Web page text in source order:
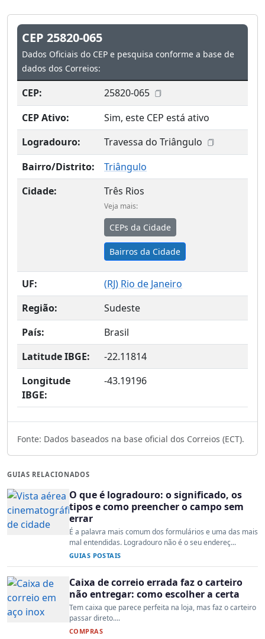
CEP 25820-065
Dados Oficiais do CEP e pesquisa conforme a base de
dados dos Correios:
CEP:
25820-065
CEP Ativo:
Sim, este CEP está ativo
Logradouro:
Travessa do Triângulo
Bairro/Distrito:
Triângulo
Cidade:
Três Rios
Veja mais:
CEPs da Cidade
Bairros da Cidade
UF: (RJ) Rio de Janeiro
Região:
Sudeste
País:
Brasil
Latitude IBGE:
-22.11814
Longitude
IBGE:
-43.19196
Fonte: Dados baseados na base oficial dos Correios (ECT).
GUIAS RELACIONADOS
O que é logradouro: o significado, os
tipos e como preencher o campo sem
errar
É a palavra mais comum dos formulários e uma das mais
mal entendidas. Logradouro não é o seu endereç...
GUIAS POSTAIS
Caixa de correio errada faz o carteiro
não entregar: como escolher a certa
Tem caixa que parece perfeita na loja, mas faz o carteiro
passar direto....
COMPRAS